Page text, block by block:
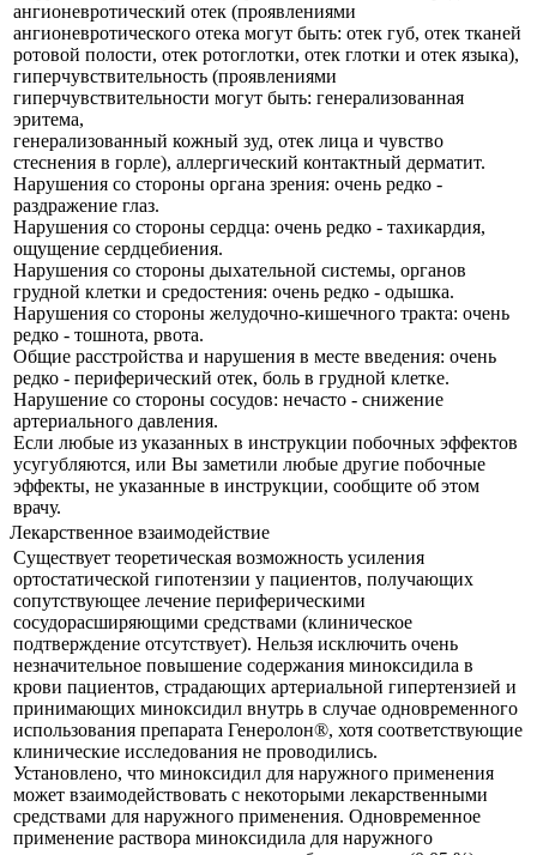
ангионевротический отек (проявлениями
ангионевротического отека могут быть: отек губ, отек тканей
ротовой полости, отек ротоглотки, отек глотки и отек языка),
гиперчувствительность (проявлениями
гиперчувствительности могут быть: генерализованная
эритема,
генерализованный кожный зуд, отек лица и чувство
стеснения в горле), аллергический контактный дерматит.
Нарушения со стороны органа зрения: очень редко -
раздражение глаз.
Нарушения со стороны сердца: очень редко - тахикардия,
ощущение сердцебиения.
Нарушения со стороны дыхательной системы, органов
грудной клетки и средостения: очень редко - одышка.
Нарушения со стороны желудочно-кишечного тракта: очень
редко - тошнота, рвота.
Общие расстройства и нарушения в месте введения: очень
редко - периферический отек, боль в грудной клетке.
Нарушение со стороны сосудов: нечасто - снижение
артериального давления.
Если любые из указанных в инструкции побочных эффектов
усугубляются, или Вы заметили любые другие побочные
эффекты, не указанные в инструкции, сообщите об этом
врачу.
Лекарственное взаимодействие
Существует теоретическая возможность усиления
ортостатической гипотензии у пациентов, получающих
сопутствующее лечение периферическими
сосудорасширяющими средствами (клиническое
подтверждение отсутствует). Нельзя исключить очень
незначительное повышение содержания миноксидила в
крови пациентов, страдающих артериальной гипертензией и
принимающих миноксидил внутрь в случае одновременного
использования препарата Генеролон®, хотя соответствующие
клинические исследования не проводились.
Установлено, что миноксидил для наружного применения
может взаимодействовать с некоторыми лекарственными
средствами для наружного применения. Одновременное
применение раствора миноксидила для наружного